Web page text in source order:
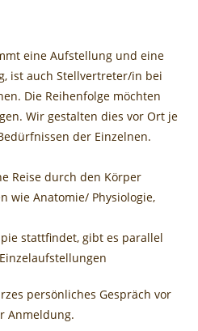
eine Aufstellung und eine
ist auch Stellvertreter/in bei
Die Reihenfolge möchten
Wir gestalten dies vor Ort je
der Einzelnen.
Reise durch den Körper
wie Anatomie/ Physiologie,
stattfindet, gibt es parallel
persönliches Gespräch vor
Anmeldung.